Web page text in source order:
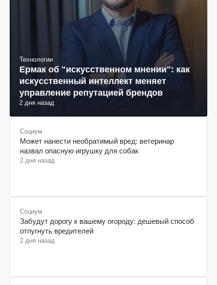
Технологии
Ермак об "искусственном мнении": как
искусственный интеллект меняет
управление репутацией брендов
2 дня назад
Социум
Может нанести необратимый вред: ветеринар
назвал опасную игрушку для собак
2 дня назад
Социум
Забудут дорогу к вашему огороду: дешевый способ
отпугнуть вредителей
2 дня назад